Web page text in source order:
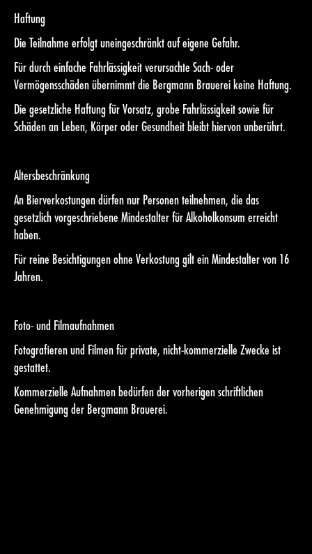
Haftung
Die Teilnahme erfolgt uneingeschränkt auf eigene Gefahr.
Für durch einfache Fahrlässigkeit verursachte Sach- oder
Vermögensschäden übernimmt die Bergmann Brauerei keine Haftung.
Die gesetzliche Haftung für Vorsatz, grobe Fahrlässigkeit sowie für
Schäden an Leben, Körper oder Gesundheit bleibt hiervon unberührt.
Altersbeschränkung
An Bierverkostungen dürfen nur Personen teilnehmen, die das
gesetzlich vorgeschriebene Mindestalter für Alkoholkonsum erreicht
haben.
Für reine Besichtigungen ohne Verkostung gilt ein Mindestalter von 16
Jahren.
Foto- und Filmaufnahmen
Fotografieren und Filmen für private, nicht-kommerzielle Zwecke ist
gestattet.
Kommerzielle Aufnahmen bedürfen der vorherigen schriftlichen
Genehmigung der Bergmann Brauerei.